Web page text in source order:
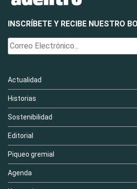
INSCRÍBETE Y RECIBE NUESTRO
Actualidad
Historias
Sostenibilidad
Editorial
Piqueo gremial
Agenda